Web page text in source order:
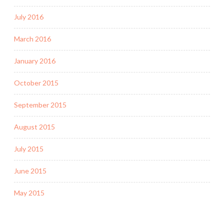
July 2016
March 2016
January 2016
October 2015
September 2015
August 2015
July 2015
June 2015
May 2015